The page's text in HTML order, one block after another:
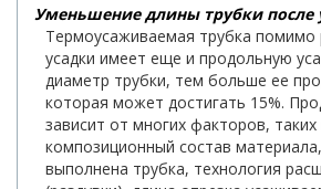
Уменьшение длины трубки после
Термоусаживаемая трубка помимо
усадки имеет еще и продольную
диаметр трубки, тем больше ее
которая может достигать 15%.
зависит от многих факторов, таких
композиционный состав
выполнена трубка, технология